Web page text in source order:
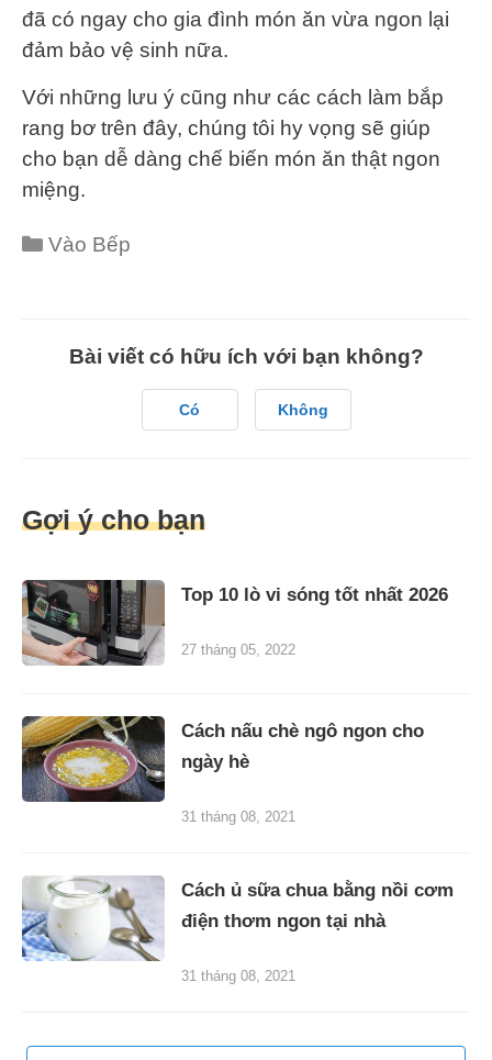
đã có ngay cho gia đình món ăn vừa ngon lại
đảm bảo vệ sinh nữa.
Với những lưu ý cũng như các cách làm bắp
rang bơ trên đây, chúng tôi hy vọng sẽ giúp
cho bạn dễ dàng chế biến món ăn thật ngon
miệng.
Categories
Vào Bếp
Bài viết có hữu ích với bạn không?
Có Không
Gợi ý cho bạn
Top 10 lò vi sóng tốt nhất 2026
27 tháng 05, 2022
Cách nấu chè ngô ngon cho
ngày hè
31 tháng 08, 2021
Cách ủ sữa chua bằng nồi cơm
điện thơm ngon tại nhà
31 tháng 08, 2021